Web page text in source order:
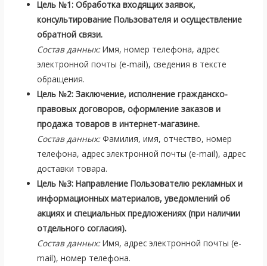
Цель №1: Обработка входящих заявок,
консультирование Пользователя и осуществление
обратной связи.
Состав данных:Имя, номер телефона, адрес
электронной почты (e-mail), сведения в тексте
обращения.
Цель №2: Заключение, исполнение гражданско-
правовых договоров, оформление заказов и
продажа товаров в интернет-магазине.
Состав данных:Фамилия, имя, отчество, номер
телефона, адрес электронной почты (e-mail), адрес
доставки товара.
Цель №3: Направление Пользователю рекламных и
информационных материалов, уведомлений об
акциях и специальных предложениях (при наличии
отдельного согласия).
Состав данных:Имя, адрес электронной почты (e-
mail), номер телефона.